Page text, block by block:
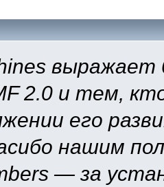
выражает
2.0 и тем,
его
нашим
— за